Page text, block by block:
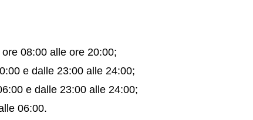
08:00 alle ore 20:00;
e dalle 23:00 alle 24:00;
e dalle 23:00 alle 24:00;
06:00.